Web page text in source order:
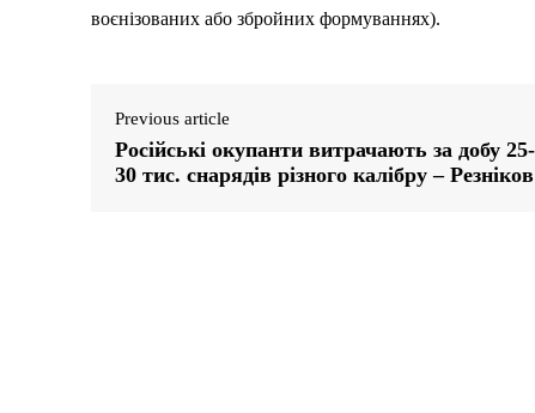
воєнізованих або збройних формуваннях).
Previous article
Російські окупанти витрачають за добу 25-
30 тис. снарядів різного калібру – Резніков